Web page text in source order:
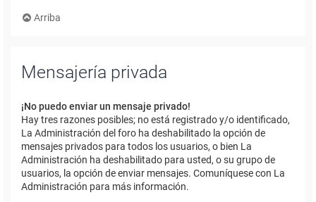
Arriba
Mensajería privada
¡No puedo enviar un mensaje privado!
Hay tres razones posibles; no está registrado y/o identificado,
La Administración del foro ha deshabilitado la opción de
mensajes privados para todos los usuarios, o bien La
Administración ha deshabilitado para usted, o su grupo de
usuarios, la opción de enviar mensajes. Comuníquese con La
Administración para más información.